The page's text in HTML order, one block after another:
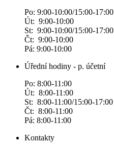
Po: 9:00-10:00/15:00-17:00
Út: 9:00-10:00
St: 9:00-10:00/15:00-17:00
Čt: 9:00-10:00
Pá: 9:00-10:00
Úřední hodiny - p. účetní
Po: 8:00-11:00
Út: 8:00-11:00
St: 8:00-11:00/15:00-17:00
Čt: 8:00-11:00
Pá: 8:00-11:00
Kontakty